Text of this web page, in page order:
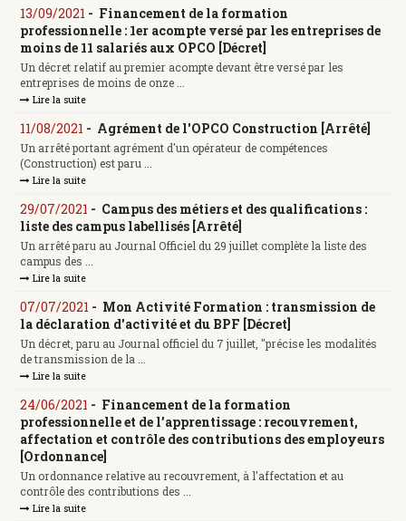
13/09/2021 - Financement de la formation
professionnelle : 1er acompte versé par les entreprises de
moins de 11 salariés aux OPCO [Décret]
Un décret relatif au premier acompte devant être versé par les
entreprises de moins de onze ...
Lire la suite
11/08/2021 - Agrément de l'OPCO Construction [Arrêté]
Un arrêté portant agrément d'un opérateur de compétences
(Construction) est paru ...
Lire la suite
29/07/2021 - Campus des métiers et des qualifications :
liste des campus labellisés [Arrêté]
Un arrêté paru au Journal Officiel du 29 juillet complète la liste des
campus des ...
Lire la suite
07/07/2021 - Mon Activité Formation : transmission de
la déclaration d'activité et du BPF [Décret]
Un décret, paru au Journal officiel du 7 juillet, "précise les modalités
de transmission de la ...
Lire la suite
24/06/2021 - Financement de la formation
professionnelle et de l’apprentissage : recouvrement,
affectation et contrôle des contributions des employeurs
[Ordonnance]
Un ordonnance relative au recouvrement, à l'affectation et au
contrôle des contributions des ...
Lire la suite